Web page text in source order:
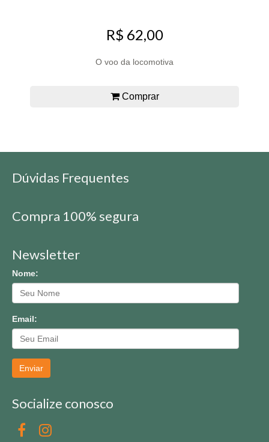
R$ 62,00
O voo da locomotiva
Comprar
Dúvidas Frequentes
Compra 100% segura
Newsletter
Nome:
Email:
Enviar
Socialize conosco